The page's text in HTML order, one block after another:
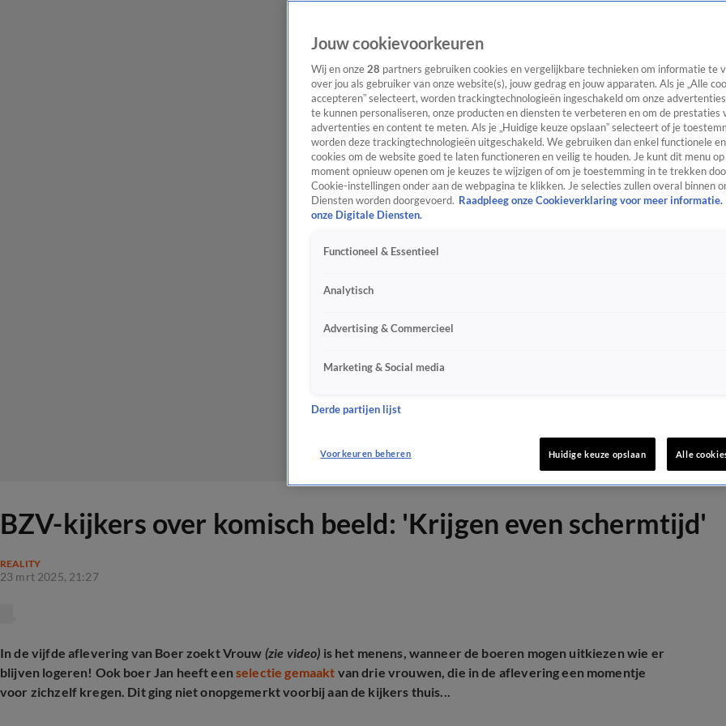
BZV-kijkers over komisch beeld: 'Krijgen even schermtijd'
REALITY
23 mrt 2025, 21:27
In de vijfde aflevering van Boer zoekt Vrouw (zie video) is het menens, wanneer de boeren mogen uitkiezen wie er
blijven logeren! Ook boer Jan heeft eenselectie gemaakt van drie vrouwen, die in de aflevering een momentje
voor zichzelf kregen. Dit ging niet onopgemerkt voorbij aan de kijkers thuis...
Jouw cookievoorkeuren
Wij en onze 28 partners gebruiken cookies en vergelijkbare technieken om informatie te
over jou als gebruiker van onze website(s), jouw gedrag en jouw apparaten. Als je „Alle
accepteren” selecteert, worden trackingtechnologieën ingeschakeld om onze
te kunnen personaliseren, onze producten en diensten te verbeteren en om de prestaties
advertenties en content te meten. Als je „Huidige keuze opslaan” selecteert of je
worden deze trackingtechnologieën uitgeschakeld. We gebruiken dan enkel functionele
cookies om de website goed te laten functioneren en veilig te houden. Je kunt dit menu
moment opnieuw openen om je keuzes te wijzigen of om je toestemming in te trekken
Cookie-instellingen onder aan de webpagina te klikken. Je selecties zullen overal binnen
Diensten worden doorgevoerd. Raadpleeg onze Cookieverklaring voor meer informatie.
onze Digitale Diensten.
Functioneel & Essentieel
Analytisch
Advertising & Commercieel
Marketing & Social media
Derde partijen lijst
Voorkeuren beheren Huidige keuze opslaan Alle